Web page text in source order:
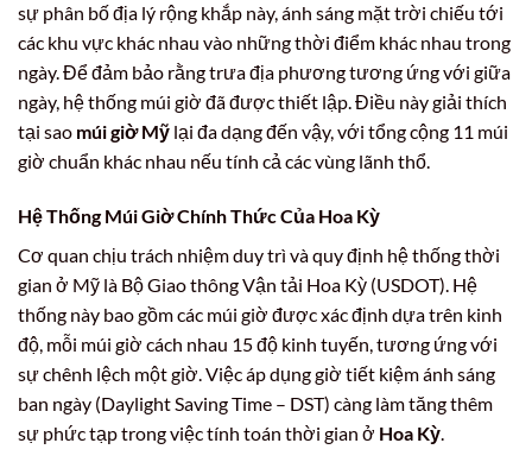
sự phân bố địa lý rộng khắp này, ánh sáng mặt trời chiếu tới
các khu vực khác nhau vào những thời điểm khác nhau trong
ngày. Để đảm bảo rằng trưa địa phương tương ứng với giữa
ngày, hệ thống múi giờ đã được thiết lập. Điều này giải thích
tại sao múi giờ Mỹ lại đa dạng đến vậy, với tổng cộng 11 múi
giờ chuẩn khác nhau nếu tính cả các vùng lãnh thổ.
Hệ Thống Múi Giờ Chính Thức Của Hoa Kỳ
Cơ quan chịu trách nhiệm duy trì và quy định hệ thống thời
gian ở Mỹ là Bộ Giao thông Vận tải Hoa Kỳ (USDOT). Hệ
thống này bao gồm các múi giờ được xác định dựa trên kinh
độ, mỗi múi giờ cách nhau 15 độ kinh tuyến, tương ứng với
sự chênh lệch một giờ. Việc áp dụng giờ tiết kiệm ánh sáng
ban ngày (Daylight Saving Time – DST) càng làm tăng thêm
sự phức tạp trong việc tính toán thời gian ở Hoa Kỳ.